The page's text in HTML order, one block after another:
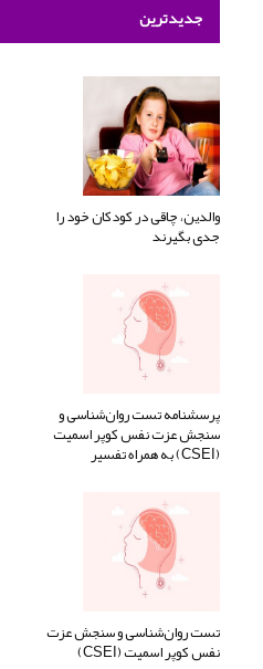
جدیدترین
والدین، چاقی در کودکان خود را
جدی بگیرند
پرسشنامه تست روان‌شناسی و
سنجش عزت نفس کوپر اسمیت
(CSEI) به همراه تفسیر
تست روان‌شناسی و سنجش عزت
نفس کوپر اسمیت (CSEI)